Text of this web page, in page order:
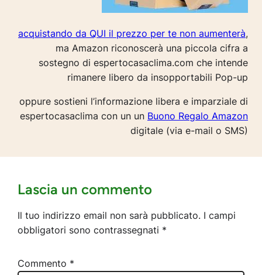
acquistando da QUI il prezzo per te non aumenterà,
ma Amazon riconoscerà una piccola cifra a
sostegno di espertocasaclima.com che intende
rimanere libero da insopportabili Pop-up
oppure sostieni l’informazione libera e imparziale di
espertocasaclima con un un Buono Regalo Amazon
digitale (via e-mail o SMS)
Lascia un commento
Il tuo indirizzo email non sarà pubblicato. I campi
obbligatori sono contrassegnati *
Commento *